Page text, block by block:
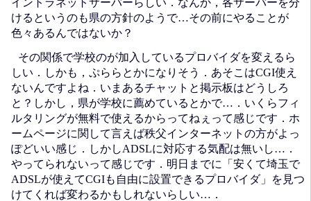
イントラネットサーバーらしい．なんか，各サーバーを分
けるというのも県の方針のようで…その前にやることが
色々あるんではないか？
その関係で学校のが加入しているプロバイダを変えるら
しい．しかも，ぷららとかになりそう．あそこはCGI使え
ないんですよね．いまあるチャットと掲示板はどうしろ
と？しかし，県が学校に薦めているとかで…．いくらフィ
ルタリングが無料で使えるからってねぇって感じです．ホ
ームページに関して言えば秩父インターネットの方がよっ
ぽどいい感じ．しかしADSLに対応する気配は無いし…．
やってられないって感じです．明日までに「安くて埼玉で
ADSLが使えてCGIも自由に設置できるプロバイダ」を見つ
けてくれば変わるかもしれないらしい…．